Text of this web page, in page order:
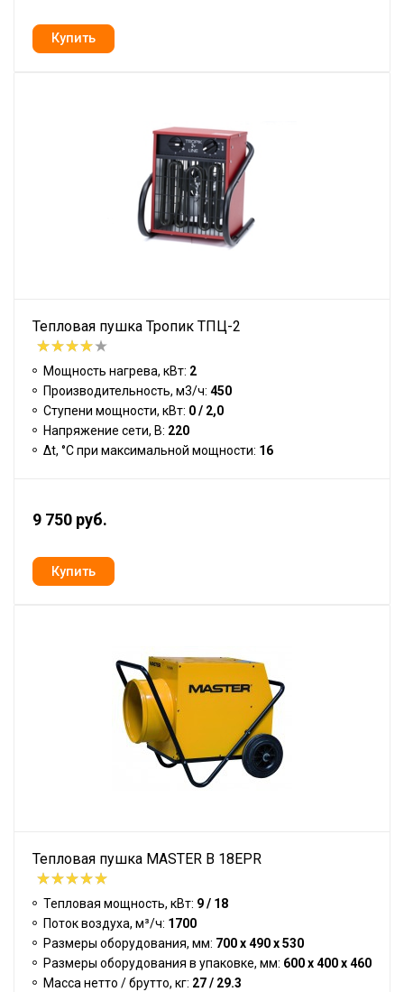
Тепловая пушка Тропик ТПЦ-2
Мощность нагрева, кВт: 2
Производительность, м3/ч: 450
Ступени мощности, кВт: 0 / 2,0
Напряжение сети, В: 220
Δt, °C при максимальной мощности: 16
9 750 руб.
Тепловая пушка MASTER B 18EPR
Тепловая мощность, кВт: 9 / 18
Поток воздуха, м³/ч: 1700
Размеры оборудования, мм: 700 x 490 x 530
Размеры оборудования в упаковке, мм: 600 x 400 x 460
Масса нетто / брутто, кг: 27 / 29.3